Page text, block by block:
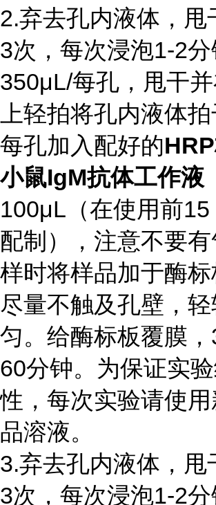
2.弃去孔内液体，甩
3次，每次浸泡1-2
350μL/每孔，甩干
上轻拍将孔内液体
每孔加入配好的HRP
小鼠IgM抗体工作液
100μL （在使用前15
配制），注意不要
样时将样品加于酶标
尽量不触及孔壁，
匀。给酶标板覆膜，
60分钟。为保证实
性，每次实验请使
品溶液。
3.弃去孔内液体，甩
3次，每次浸泡1-2